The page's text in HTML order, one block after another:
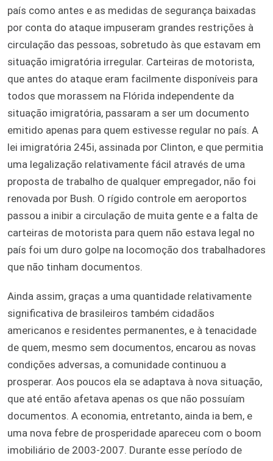
país como antes e as medidas de segurança baixadas
por conta do ataque impuseram grandes restrições à
circulação das pessoas, sobretudo às que estavam em
situação imigratória irregular. Carteiras de motorista,
que antes do ataque eram facilmente disponíveis para
todos que morassem na Flórida independente da
situação imigratória, passaram a ser um documento
emitido apenas para quem estivesse regular no país. A
lei imigratória 245i, assinada por Clinton, e que permitia
uma legalização relativamente fácil através de uma
proposta de trabalho de qualquer empregador, não foi
renovada por Bush. O rígido controle em aeroportos
passou a inibir a circulação de muita gente e a falta de
carteiras de motorista para quem não estava legal no
país foi um duro golpe na locomoção dos trabalhadores
que não tinham documentos.
Ainda assim, graças a uma quantidade relativamente
significativa de brasileiros também cidadãos
americanos e residentes permanentes, e à tenacidade
de quem, mesmo sem documentos, encarou as novas
condições adversas, a comunidade continuou a
prosperar. Aos poucos ela se adaptava à nova situação,
que até então afetava apenas os que não possuíam
documentos. A economia, entretanto, ainda ia bem, e
uma nova febre de prosperidade apareceu com o boom
imobiliário de 2003-2007. Durante esse período de